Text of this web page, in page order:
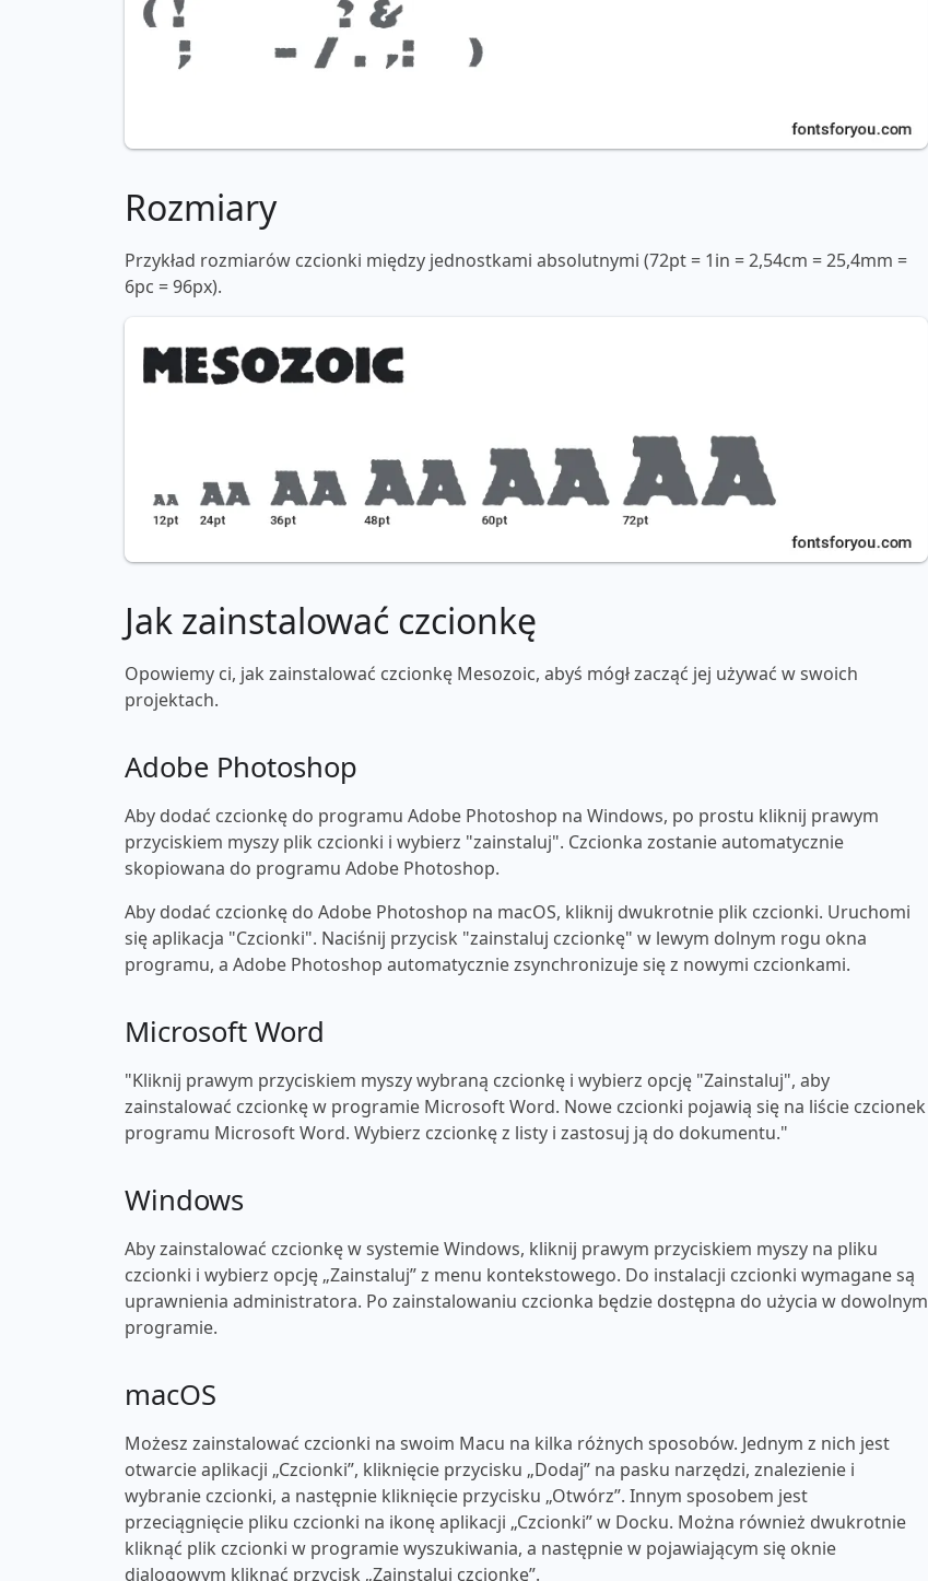
Rozmiary
Przykład rozmiarów czcionki między jednostkami absolutnymi (72pt = 1in = 2,54cm = 25,4mm =
6pc = 96px).
Jak zainstalować czcionkę
Opowiemy ci, jak zainstalować czcionkę Mesozoic, abyś mógł zacząć jej używać w swoich
projektach.
Adobe Photoshop
Aby dodać czcionkę do programu Adobe Photoshop na Windows, po prostu kliknij prawym
przyciskiem myszy plik czcionki i wybierz "zainstaluj". Czcionka zostanie automatycznie
skopiowana do programu Adobe Photoshop.
Aby dodać czcionkę do Adobe Photoshop na macOS, kliknij dwukrotnie plik czcionki. Uruchomi
się aplikacja "Czcionki". Naciśnij przycisk "zainstaluj czcionkę" w lewym dolnym rogu okna
programu, a Adobe Photoshop automatycznie zsynchronizuje się z nowymi czcionkami.
Microsoft Word
"Kliknij prawym przyciskiem myszy wybraną czcionkę i wybierz opcję "Zainstaluj", aby
zainstalować czcionkę w programie Microsoft Word. Nowe czcionki pojawią się na liście czcionek
programu Microsoft Word. Wybierz czcionkę z listy i zastosuj ją do dokumentu."
Windows
Aby zainstalować czcionkę w systemie Windows, kliknij prawym przyciskiem myszy na pliku
czcionki i wybierz opcję „Zainstaluj” z menu kontekstowego. Do instalacji czcionki wymagane są
uprawnienia administratora. Po zainstalowaniu czcionka będzie dostępna do użycia w dowolnym
programie.
macOS
Możesz zainstalować czcionki na swoim Macu na kilka różnych sposobów. Jednym z nich jest
otwarcie aplikacji „Czcionki”, kliknięcie przycisku „Dodaj” na pasku narzędzi, znalezienie i
wybranie czcionki, a następnie kliknięcie przycisku „Otwórz”. Innym sposobem jest
przeciągnięcie pliku czcionki na ikonę aplikacji „Czcionki” w Docku. Można również dwukrotnie
kliknąć plik czcionki w programie wyszukiwania, a następnie w pojawiającym się oknie
dialogowym kliknąć przycisk „Zainstaluj czcionkę”.